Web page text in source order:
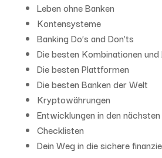
Leben ohne Banken
Kontensysteme
Banking Do’s and Don’ts
Die besten Kombinationen und
Die besten Plattformen
Die besten Banken der Welt
Kryptowährungen
Entwicklungen in den
Checklisten
Dein Weg in die sichere